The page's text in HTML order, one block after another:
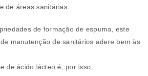
de áreas sanitárias.
de formação de espuma, este
manutenção de sanitários adere bem às
de ácido lácteo é, por isso,